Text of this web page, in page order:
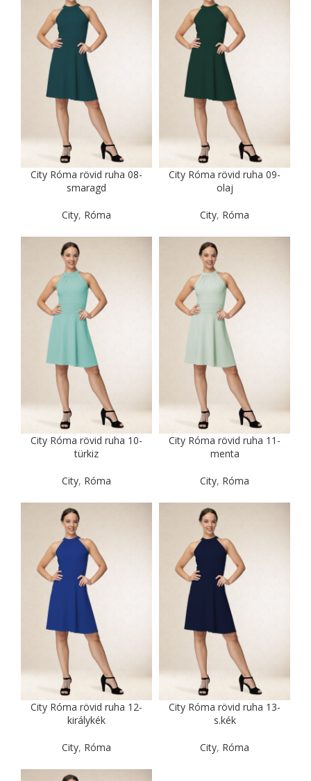
City Róma rövid ruha 08-
smaragd
City, Róma
City Róma rövid ruha 09-
olaj
City, Róma
City Róma rövid ruha 10-
türkiz
City, Róma
City Róma rövid ruha 11-
menta
City, Róma
City Róma rövid ruha 12-
királykék
City, Róma
City Róma rövid ruha 13-
s.kék
City, Róma